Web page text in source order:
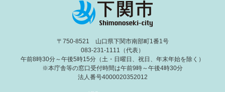
〒750-8521 山口県下関市南部町1番1号
083-231-1111（代表）
午前8時30分～午後5時15分（土・日曜日、祝日、年末年始を除く）
※本庁舎等の窓口受付時間は午前9時～午後4時30分
法人番号4000020352012